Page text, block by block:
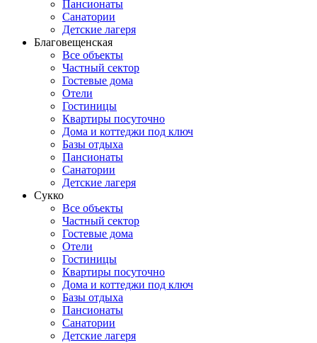
Пансионаты
Санатории
Детские лагеря
Благовещенская
Все объекты
Частный сектор
Гостевые дома
Отели
Гостиницы
Квартиры посуточно
Дома и коттеджи под ключ
Базы отдыха
Пансионаты
Санатории
Детские лагеря
Сукко
Все объекты
Частный сектор
Гостевые дома
Отели
Гостиницы
Квартиры посуточно
Дома и коттеджи под ключ
Базы отдыха
Пансионаты
Санатории
Детские лагеря